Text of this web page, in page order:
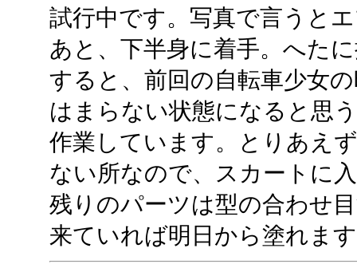
試行中です。写真で言うと
あと、下半身に着手。へた
すると、前回の自転車少女
はまらない状態になると思
作業しています。とりあえ
ない所なので、スカートに
残りのパーツは型の合わせ
来ていれば明日から塗れま